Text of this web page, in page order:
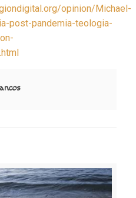
opinion/Michael-
post-pandemia-teologia-